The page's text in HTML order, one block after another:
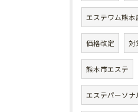
エステワム熊本
価格改定 対
熊本市エステ
エステパーソナ